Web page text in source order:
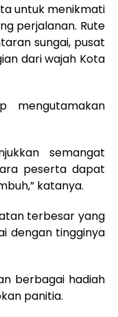
untuk menikmati
perjalanan. Rute
sungai, pusat
dari wajah Kota
mengutamakan
semangat
peserta dapat
katanya.
terbesar yang
dengan tingginya
berbagai hadiah
panitia.